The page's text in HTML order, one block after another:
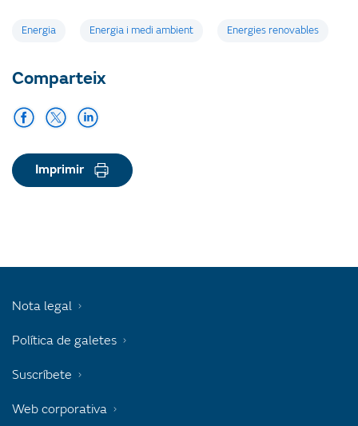
Etiquetes
Energia Energia i medi ambient Energies renovables
Comparteix
Imprimir
Nota legal
Política de galetes
Suscríbete
Web corporativa